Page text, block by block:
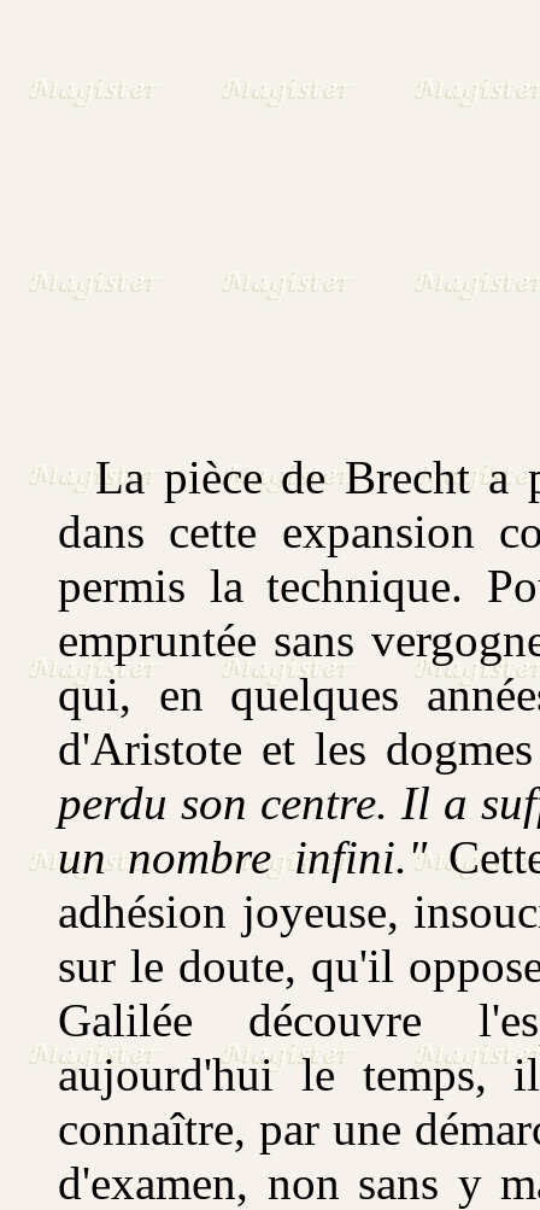
La pièce de Brecht a
dans cette expansion
permis la technique.
empruntée sans
qui, en quelques
d'Aristote et les
perdu son centre. Il a
un nombre infini."
adhésion joyeuse,
sur le doute, qu'il
Galilée découvre
aujourd'hui le temps,
connaître, par une
d'examen, non sans y